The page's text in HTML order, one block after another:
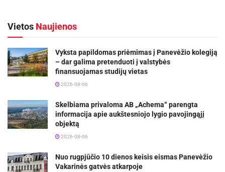
Vietos Naujienos
Vyksta papildomas priėmimas į Panevėžio kolegiją
– dar galima pretenduoti į valstybės
finansuojamas studijų vietas
2026-08-06
Skelbiama privaloma AB „Achema“ parengta
informacija apie aukštesniojo lygio pavojingąjį
objektą
2026-08-06
Nuo rugpjūčio 10 dienos keisis eismas Panevėžio
Vakarinės gatvės atkarpoje